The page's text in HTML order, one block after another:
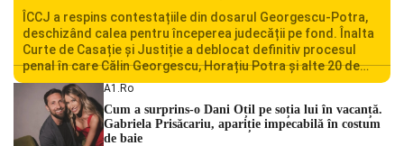
ÎCCJ a respins contestațiile din dosarul Georgescu-Potra,
deschizând calea pentru începerea judecății pe fond. Înalta
Curte de Casație și Justiție a deblocat definitiv procesul
penal în care Călin Georgescu, Horațiu Potra și alte 20 de
persoane sunt acuzați de acțiuni îndreptate împotriva
ordinii constituționale. În ședința din camera preliminară,
judecătorii de la instanța supremă au […]
A1.ro
Cum a surprins-o Dani Oțil pe soția lui în vacanță.
Gabriela Prisăcariu, apariție impecabilă în costum
de baie